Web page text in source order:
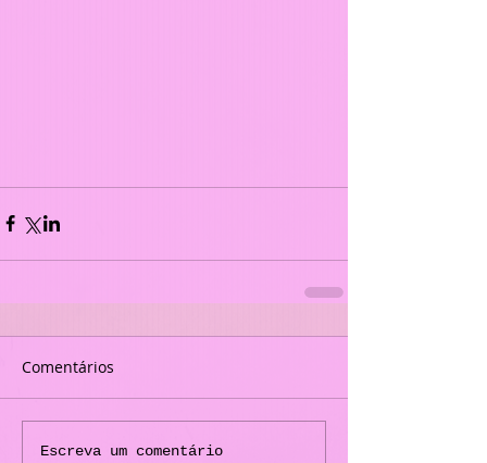
Comentários
Escreva um comentário